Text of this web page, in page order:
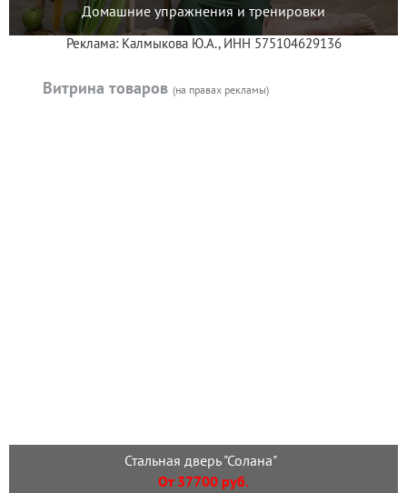
Домашние упражнения и тренировки
Реклама: Калмыкова Ю.А., ИНН 575104629136
Витрина товаров (на правах рекламы)
Стальная дверь "Солана"
От 37700 руб.